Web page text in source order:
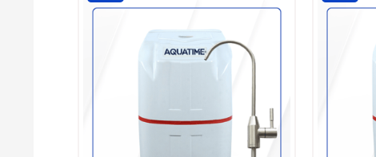
ürün
ürün